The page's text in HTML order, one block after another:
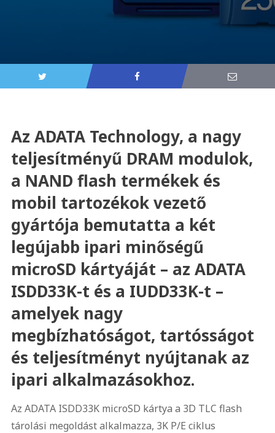
Az ADATA Technology, a nagy
teljesítményű DRAM modulok,
a NAND flash termékek és
mobil tartozékok vezető
gyártója bemutatta a két
legújabb ipari minőségű
microSD kártyáját – az ADATA
ISDD33K-t és a IUDD33K-t –
amelyek nagy
megbízhatóságot, tartósságot
és teljesítményt nyújtanak az
ipari alkalmazásokhoz.
Az ADATA ISDD33K microSD kártya a 3D TLC flash
tárolási megoldást alkalmazza, 3K P/E ciklus